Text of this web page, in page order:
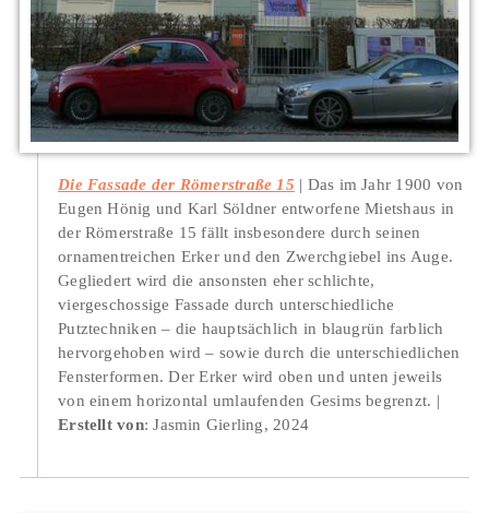
Die Fassade der Römerstraße 15
Das im Jahr 1900 von
Eugen Hönig und Karl Söldner entworfene Mietshaus in
der Römerstraße 15 fällt insbesondere durch seinen
ornamentreichen Erker und den Zwerchgiebel ins Auge.
Gegliedert wird die ansonsten eher schlichte,
viergeschossige Fassade durch unterschiedliche
Putztechniken – die hauptsächlich in blaugrün farblich
hervorgehoben wird – sowie durch die unterschiedlichen
Fensterformen. Der Erker wird oben und unten jeweils
von einem horizontal umlaufenden Gesims begrenzt.
Erstellt von: Jasmin Gierling, 2024